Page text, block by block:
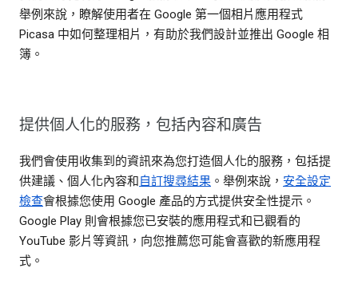
舉例來說，瞭解使用者在 Google 第一個相片應用程式
Picasa 中如何整理相片，有助於我們設計並推出 Google 相
簿。
提供個人化的服務，包括內容和廣告
我們會使用收集到的資訊來為您打造個人化的服務，包括提
供建議、個人化內容和自訂搜尋結果 。舉例來說， 安全設定
檢查會根據您使用 Google 產品的方式提供安全性提示。
Google Play 則會根據您已安裝的應用程式和已觀看的
YouTube 影片等資訊，向您推薦您可能會喜歡的新應用程
式。